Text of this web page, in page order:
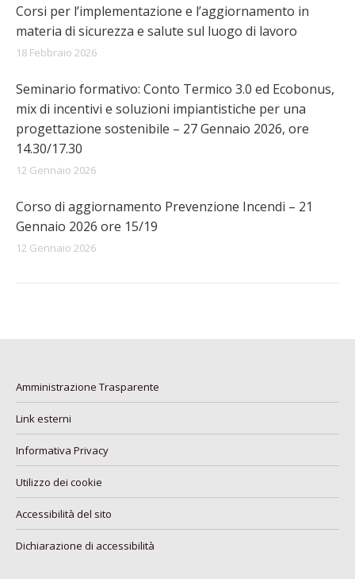
Corsi per l’implementazione e l’aggiornamento in
materia di sicurezza e salute sul luogo di lavoro
18 Febbraio 2026
Seminario formativo: Conto Termico 3.0 ed Ecobonus,
mix di incentivi e soluzioni impiantistiche per una
progettazione sostenibile – 27 Gennaio 2026, ore
14.30/17.30
12 Gennaio 2026
Corso di aggiornamento Prevenzione Incendi – 21
Gennaio 2026 ore 15/19
12 Gennaio 2026
Amministrazione Trasparente
Link esterni
Informativa Privacy
Utilizzo dei cookie
Accessibilità del sito
Dichiarazione di accessibilità